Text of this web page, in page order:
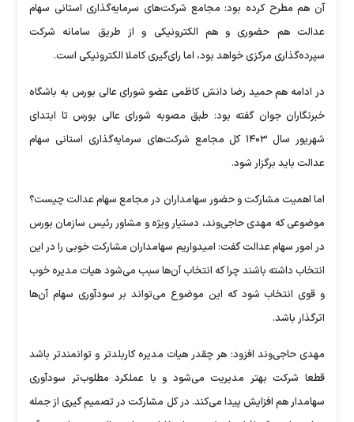
آن هم مطرح کرده بود: مجامع شرکت‌های سرمایه‌گذاری استانی سهام
عدالت هم حضوری و هم الکترونیکی و از طریق سامانه شرکت
سپرده‌گذاری مرکزی خواهد بود، اما رای‌گیری کاملا الکترونیکی است.
در ادامه هم حمید رضا دانش کاظمی عضو شورای عالی بورس به باشگاه
خبرنگاران جوان گفته بود: طبق مصوبه شورای عالی بورس تا ابتدای
شهریور سال ۱۴۰۳ کل مجامع شرکت‌های سرمایه‌گذاری استانی سهام
عدالت باید برگزار شود.
اما اهمیت مشارکت و حضور سهامداران در مجامع سهام عدالت چیست؟
موضوعی که مهدی حاجی‌وند، دستیار ویژه و مشاور رئیس سازمان بورس
در امور سهام عدالت گفت: امیدواریم سهامداران مشارکت خوبی را در این
انتخاب داشته باشند چرا که انتخاب آن‌ها سبب می‌شود هیات مدیره خوب
و قوی انتخاب شود که این موضوع می‌تواند بر سودآوری سهام آن‌ها
اثرگذار باشد.
مهدی حاجی‌وند افزود: هر چقدر هیات مدیره کاربلدتر و توانمندتر باشد
قطعا شرکت بهتر مدیریت می‌شود و با عملکرد مطلوب‌تر سودآوری
سهامدار هم افزایش پیدا می‌کند. در کل مشارکت در تصمیم گیری از جمله